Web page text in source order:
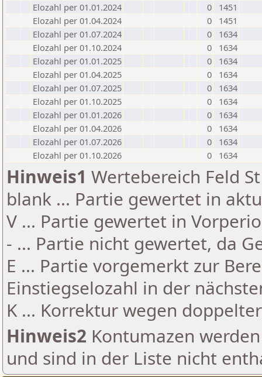
Elozahl per 01.01.2024
0
1451
Elozahl per 01.04.2024
0
1451
Elozahl per 01.07.2024
0
1634
Elozahl per 01.10.2024
0
1634
Elozahl per 01.01.2025
0
1634
Elozahl per 01.04.2025
0
1634
Elozahl per 01.07.2025
0
1634
Elozahl per 01.10.2025
0
1634
Elozahl per 01.01.2026
0
1634
Elozahl per 01.04.2026
0
1634
Elozahl per 01.07.2026
0
1634
Elozahl per 01.10.2026
0 1634
Hinweis1 Wertebereich Feld
blank ... Partie gewertet in
V ... Partie gewertet in
- ... Partie nicht gewertet, da
E ... Partie vorgemerkt zur
Einstiegselozahl in der
K ... Korrektur wegen
Hinweis2 Kontumazen
und sind in der Liste nicht